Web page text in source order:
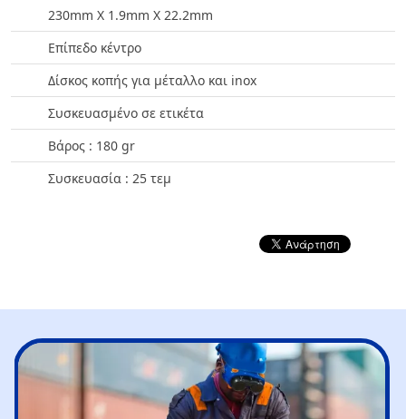
230mm X 1.9mm X 22.2mm
Επίπεδο κέντρο
Δίσκος κοπής για μέταλλο και inox
Συσκευασμένο σε ετικέτα
Βάρος : 180 gr
Συσκευασία : 25 τεμ